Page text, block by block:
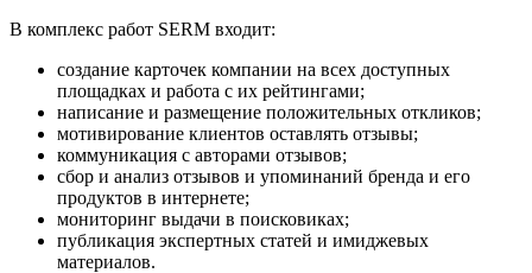
В комплекс работ SERM входит:
создание карточек компании на всех доступных
площадках и работа с их рейтингами;
написание и размещение положительных откликов;
мотивирование клиентов оставлять отзывы;
коммуникация с авторами отзывов;
сбор и анализ отзывов и упоминаний бренда и его
продуктов в интернете;
мониторинг выдачи в поисковиках;
публикация экспертных статей и имиджевых
материалов.